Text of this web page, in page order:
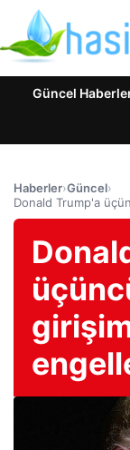
Güncel
Haberler›Güncel›
Donald Trump'a